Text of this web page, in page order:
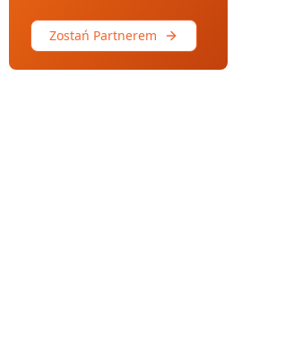
Zostań Partnerem